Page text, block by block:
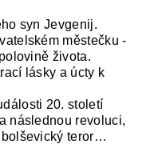
syn Jevgenij.
městečku -
života.
lásky a úcty k
20. století
následnou revoluci,
teror…